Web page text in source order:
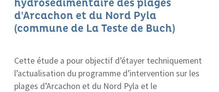
hydrosédimentaire des plages
d'Arcachon et du Nord Pyla
(commune de La Teste de Buch)
Cette étude a pour objectif d’étayer techniquement
l’actualisation du programme d’intervention sur les
plages d’Arcachon et du Nord Pyla et le